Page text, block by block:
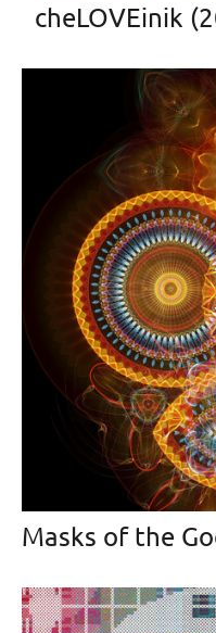
cheLOVEinik